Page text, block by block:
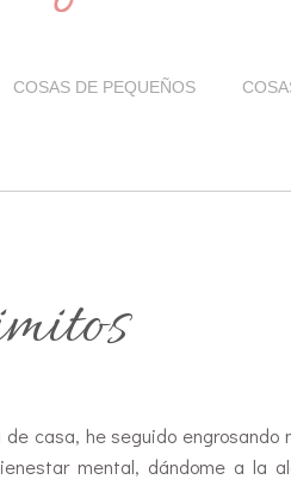
COSAS DE PEQUEÑOS
casa, he seguido engrosando
mental, dándome a la